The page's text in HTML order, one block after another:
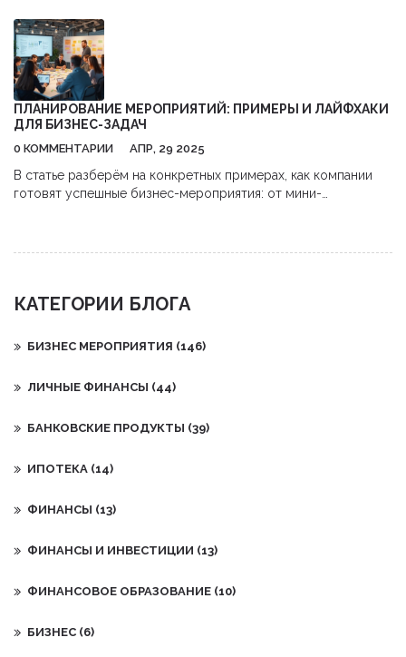
ПЛАНИРОВАНИЕ МЕРОПРИЯТИЙ: ПРИМЕРЫ И ЛАЙФХАКИ
ДЛЯ БИЗНЕС-ЗАДАЧ
0 КОММЕНТАРИИ АПР, 29 2025
В статье разберём на конкретных примерах, как компании
готовят успешные бизнес-мероприятия: от мини-
опытные организаторы. Статья написана простым, понятным
КАТЕГОРИИ БЛОГА
БИЗНЕС МЕРОПРИЯТИЯ (146)
ЛИЧНЫЕ ФИНАНСЫ (44)
БАНКОВСКИЕ ПРОДУКТЫ (39)
ИПОТЕКА (14)
ФИНАНСЫ (13)
ФИНАНСЫ И ИНВЕСТИЦИИ (13)
ФИНАНСОВОЕ ОБРАЗОВАНИЕ (10)
БИЗНЕС (6)